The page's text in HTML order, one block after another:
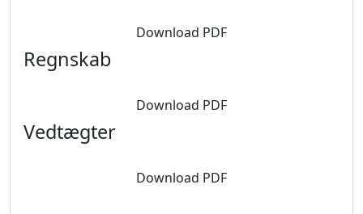
Download PDF
Regnskab
Download PDF
Vedtægter
Download PDF